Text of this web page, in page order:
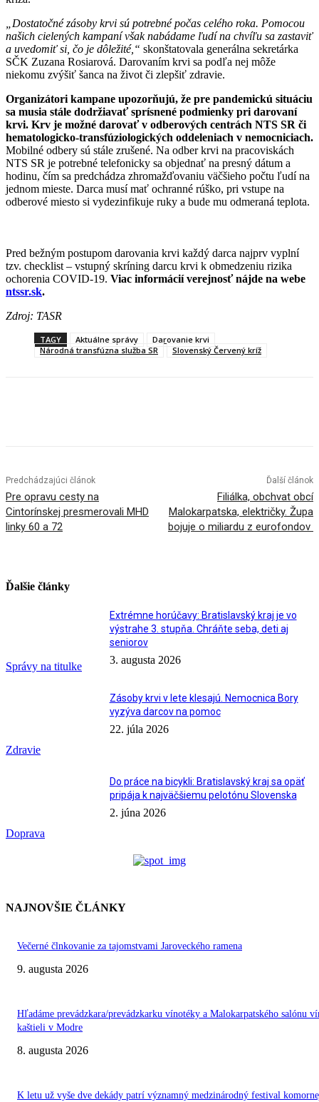
„Dostatočné zásoby krvi sú potrebné počas celého roka. Pomocou
našich cielených kampaní však nabádame ľudí na chvíľu sa zastaviť
a uvedomiť si, čo je dôležité,“ skonštatovala generálna sekretárka
SČK Zuzana Rosiarová. Darovaním krvi sa podľa nej môže
niekomu zvýšiť šanca na život či zlepšiť zdravie.
Organizátori kampane upozorňujú, že pre pandemickú situáciu
sa musia stále dodržiavať sprísnené podmienky pri darovaní
krvi. Krv je možné darovať v odberových centrách NTS SR či
hematologicko-transfúziologických oddeleniach v nemocniciach.
Mobilné odbery sú stále zrušené. Na odber krvi na pracoviskách
NTS SR je potrebné telefonicky sa objednať na presný dátum a
hodinu, čím sa predchádza zhromažďovaniu väčšieho počtu ľudí na
jednom mieste. Darca musí mať ochranné rúško, pri vstupe na
odberové miesto si vydezinfikuje ruky a bude mu odmeraná teplota.
Pred bežným postupom darovania krvi každý darca najprv vyplní
tzv. checklist – vstupný skríning darcu krvi k obmedzeniu rizika
ochorenia COVID-19. Viac informácií verejnosť nájde na webe
ntssr.sk.
Zdroj: TASR
TAGY Aktuálne správy
Darovanie krvi
Národná transfúzna služba SR
Slovenský Červený kríž
Predchádzajúci článok
Pre opravu cesty na
Cintorínskej presmerovali MHD
linky 60 a 72
Ďalší článok
Filiálka, obchvat obcí
Malokarpatska, električky. Župa
bojuje o miliardu z eurofondov
Ďalšie články
Správy na titulke
Extrémne horúčavy: Bratislavský kraj je vo
výstrahe 3. stupňa. Chráňte seba, deti aj
seniorov
3. augusta 2026
Zdravie
Zásoby krvi v lete klesajú. Nemocnica Bory
vyzýva darcov na pomoc
22. júla 2026
Doprava
Do práce na bicykli: Bratislavský kraj sa opäť
pripája k najväčšiemu pelotónu Slovenska
2. júna 2026
NAJNOVŠIE ČLÁNKY
Večerné člnkovanie za tajomstvami Jaroveckého ramena
9. augusta 2026
Hľadáme prevádzkara/prevádzkarku vínotéky a Malokarpatského salónu
kaštieli v Modre
8. augusta 2026
K letu už vyše dve dekády patrí významný medzinárodný festival